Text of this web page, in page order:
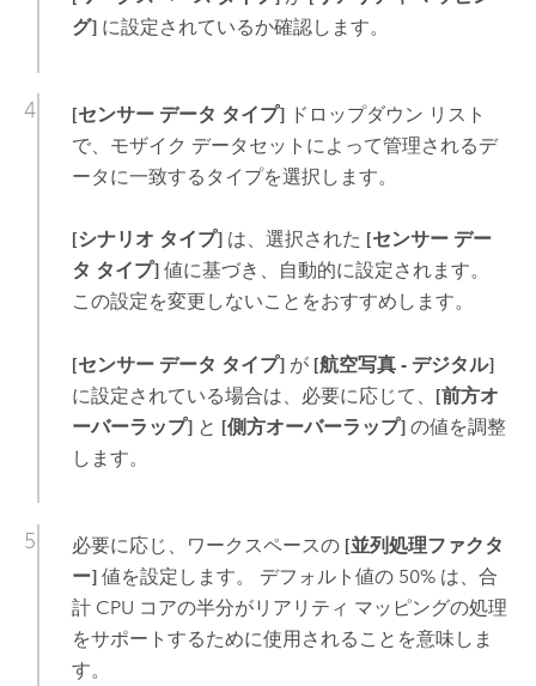
グ]に設定されているか確認します。
[センサー データ タイプ]ドロップダウン リスト
で、モザイク データセットによって管理されるデ
ータに一致するタイプを選択します。
[シナリオ タイプ]は、選択された [センサー デー
タ タイプ]値に基づき、自動的に設定されます。
この設定を変更しないことをおすすめします。
[センサー データ タイプ]が [航空写真 - デジタル]
に設定されている場合は、必要に応じて、 [前方オ
ーバーラップ]と [側方オーバーラップ]の値を調整
します。
必要に応じ、ワークスペースの [並列処理ファクタ
ー]値を設定します。 デフォルト値の 50% は、合
計 CPU コアの半分がリアリティ マッピングの処理
をサポートするために使用されることを意味しま
す。